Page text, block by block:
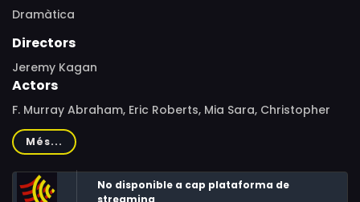
Dramàtica
Directors
Jeremy Kagan
Actors
F. Murray Abraham, Eric Roberts, Mia Sara, Christopher
Rydell, Elaine Kagan, Brett Cullen, Doug Wert
Més...
No disponible a cap plataforma de
streaming